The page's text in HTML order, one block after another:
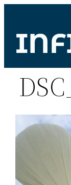
contenuto